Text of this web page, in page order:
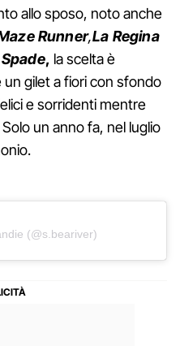
allo sposo, noto anche
Runner,La Regina
, la scelta è
un gilet a fiori con sfondo
e sorridenti mentre
un anno fa, nel luglio
(@s.beariver)